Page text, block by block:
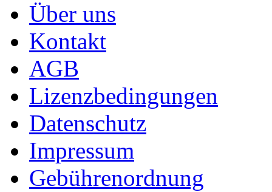
Über uns
Kontakt
AGB
Lizenzbedingungen
Datenschutz
Impressum
Gebührenordnung